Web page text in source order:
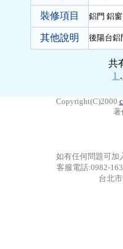
裝修項目 鋁門 鋁
其他說明 後陽台鋁
共
1 .
Copyright(C)2000
如有任何問題可加
客服電話:0982-
台北